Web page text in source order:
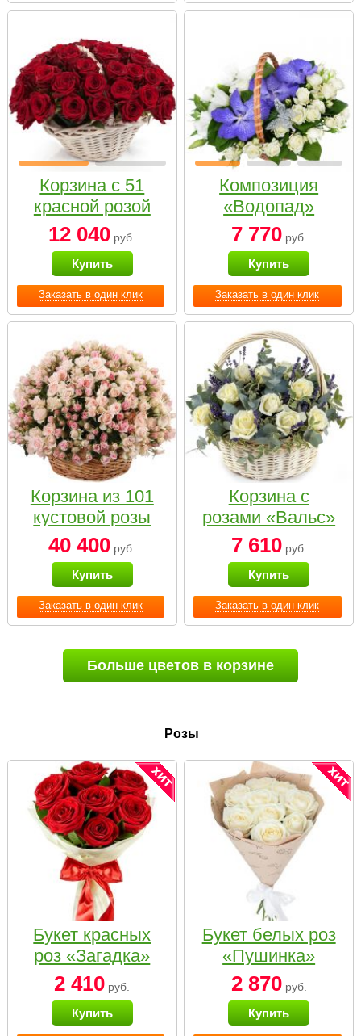
Заказать в один клик
Корзина с 51
красной розой
12 040 руб.
Купить
Заказать в один клик
Композиция
«Водопад»
7 770руб.
Купить
Заказать в один клик
Корзина из 101
кустовой розы
нежных тонов
40 400 руб.
Купить
Заказать в один клик
Корзина с
розами «Вальс»
7 610руб.
Купить
Больше цветов в корзине
Розы
Букет красных
роз «Загадка»
2 410 руб.
Купить
Букет белых роз
«Пушинка»
2 870руб.
Купить